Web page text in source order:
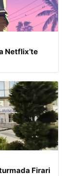
Netflix’te
Firari